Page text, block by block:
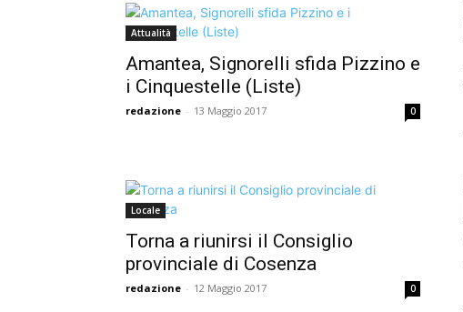
Attualità
Amantea, Signorelli sfida Pizzino e
i Cinquestelle (Liste)
redazione - 13 Maggio 2017 0
Locale
Torna a riunirsi il Consiglio
provinciale di Cosenza
redazione - 12 Maggio 2017 0